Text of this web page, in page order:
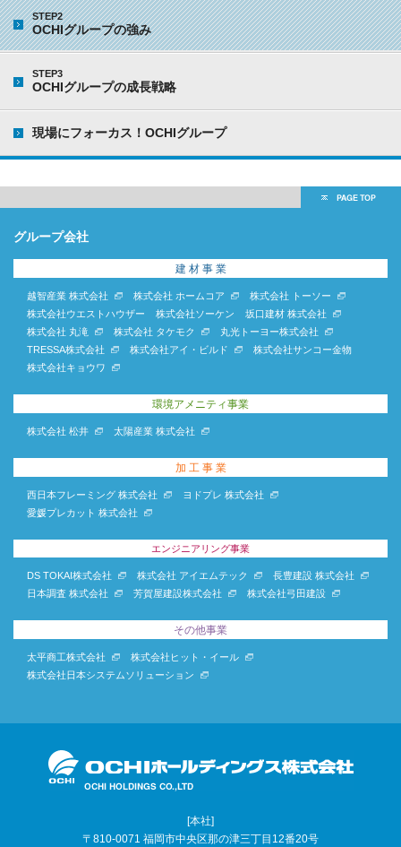
STEP2
OCHIグループの強み
STEP3
OCHIグループの成長戦略
現場にフォーカス！OCHIグループ
グループ会社
建 材 事 業
越智産業 株式会社 株式会社 ホームコア
株式会社 トーソー
株式会社ウエストハウザー
株式会社ソーケン
坂口建材 株式会社
株式会社 丸滝
株式会社 タケモク
丸光トーヨー株式会社
TRESSA株式会社
株式会社アイ・ビルド
株式会社サンコー金物
株式会社キョウワ
環境アメニティ事業
株式会社 松井 太陽産業 株式会社
加 工 事 業
西日本フレーミング 株式会社
ヨドプレ 株式会社
愛媛プレカット 株式会社
エンジニアリング事業
DS TOKAI株式会社 株式会社 アイエムテック
長豊建設 株式会社
日本調査 株式会社
芳賀屋建設株式会社 株式会社弓田建設
その他事業
太平商工株式会社
株式会社ヒット・イール
株式会社日本システムソリューション
[本社]
〒810-0071 福岡市中央区那の津三丁目12番20号